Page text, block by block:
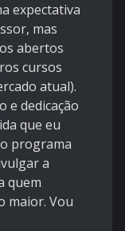
expectativa
mas
abertos
cursos
atual).
e dedicação
que eu
programa
a
quem
maior. Vou